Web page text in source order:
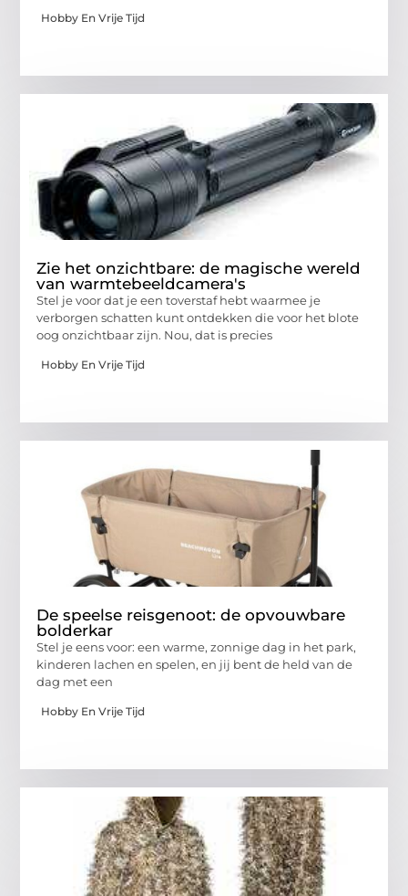
Hobby En Vrije Tijd
Zie het onzichtbare: de magische wereld
van warmtebeeldcamera's
Stel je voor dat je een toverstaf hebt waarmee je
verborgen schatten kunt ontdekken die voor het blote
oog onzichtbaar zijn. Nou, dat is precies
Hobby En Vrije Tijd
De speelse reisgenoot: de opvouwbare
bolderkar
Stel je eens voor: een warme, zonnige dag in het park,
kinderen lachen en spelen, en jij bent de held van de
dag met een
Hobby En Vrije Tijd